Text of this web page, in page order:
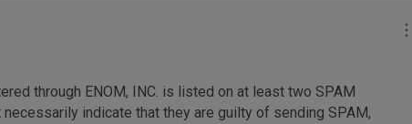
through ENOM, INC. is listed on at least two SPAM
indicate that they are guilty of sending SPAM,